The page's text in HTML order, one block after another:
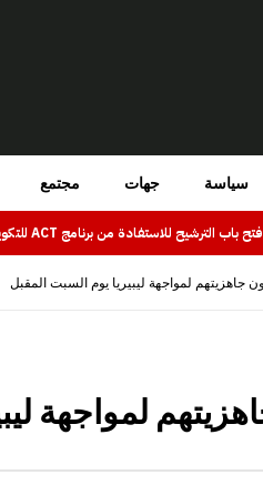
سياسة جهات مجتمع
جاهزيتهم لمواجهة ليبيريا يوم السبت المقبل
لمواجهة